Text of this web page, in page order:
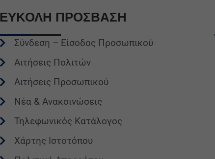
ΕΥΚΟΛΗ ΠΡΟΣΒΑΣΗ
Σύνδεση – Είσοδος Προσωπικού
Αιτήσεις Πολιτών
Αιτήσεις Προσωπικού
Νέα & Ανακοινώσεις
Τηλεφωνικός Κατάλογος
Χάρτης Ιστοτόπου